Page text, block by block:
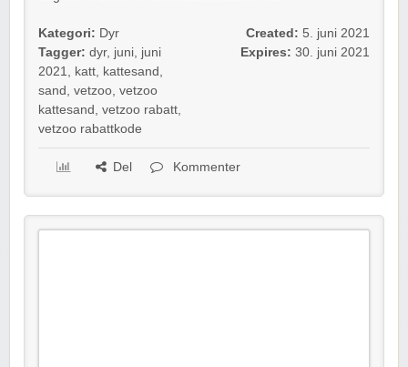
Kategori: Dyr
Tagger: dyr, juni, juni
2021, katt, kattesand ,
sand , vetzoo, vetzoo
kattesand , vetzoo rabatt,
vetzoo rabattkode
Created: 5. juni 2021
Expires: 30. juni 2021
Del Kommenter